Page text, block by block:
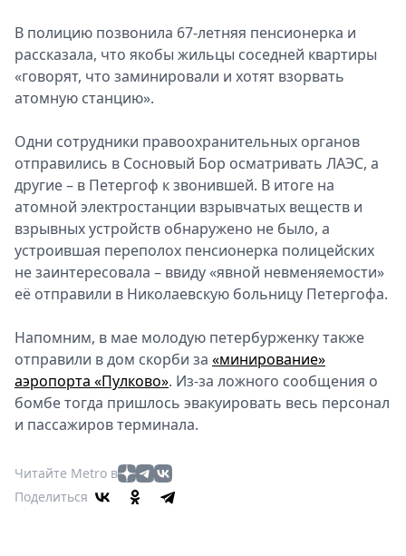
Стримы
Спецпроекты
Звезды
Выборы
Скачай
Metro
В полицию позвонила 67-летняя пенсионерка и
рассказала, что якобы жильцы соседней квартиры
«говорят, что заминировали и хотят взорвать
атомную станцию».
Одни сотрудники правоохранительных органов
отправились в Сосновый Бор осматривать ЛАЭС, а
другие – в Петергоф к звонившей. В итоге на
атомной электростанции взрывчатых веществ и
взрывных устройств обнаружено не было, а
устроившая переполох пенсионерка полицейских
не заинтересовала – ввиду «явной невменяемости»
её отправили в Николаевскую больницу Петергофа.
Напомним, в мае молодую петербурженку также
отправили в дом скорби за «минирование»
аэропорта «Пулково». Из-за ложного сообщения о
бомбе тогда пришлось эвакуировать весь персонал
и пассажиров терминала.
Читайте Metro в
Поделиться